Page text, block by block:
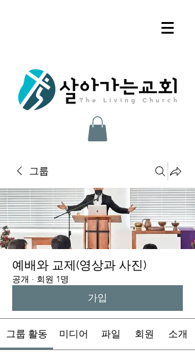
그룹
예배와 교제(영상과 사진)
공개 · 회원 1명
가입
그룹 활동 미디어 파일 회원 소개